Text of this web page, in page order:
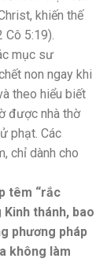
khiến thế
5:19).
mục sư
non ngay khi
theo hiểu biết
được nhà thờ
phạt. Các
chỉ dành cho
têm “rắc
thánh, bao
phương pháp
không làm